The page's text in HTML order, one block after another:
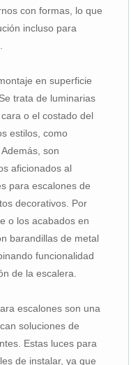
con formas, lo que
incluso para
en superficie
trata de luminarias
o el costado del
estilos, como
son
aficionados al
para escalones de
decorativos. Por
o los acabados en
barandillas de metal
funcionalidad
de la escalera.
escalones son una
soluciones de
Estas luces para
de instalar, ya que